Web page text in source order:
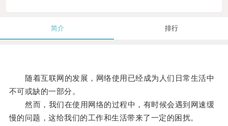
简介 排行
随着互联网的发展，网络使用已经成为人们日常生活中
不可或缺的一部分。
然而，我们在使用网络的过程中，有时候会遇到网速缓
慢的问题，这给我们的工作和生活带来了一定的困扰。